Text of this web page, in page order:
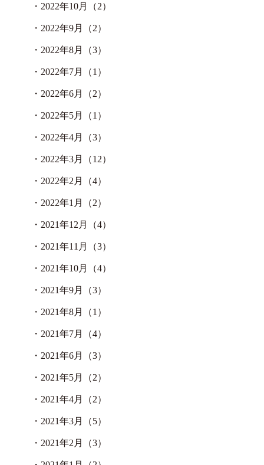
・ 2022年10月（2）
・ 2022年9月（2）
・ 2022年8月（3）
・ 2022年7月（1）
・ 2022年6月（2）
・ 2022年5月（1）
・ 2022年4月（3）
・ 2022年3月（12）
・ 2022年2月（4）
・ 2022年1月（2）
・ 2021年12月（4）
・ 2021年11月（3）
・ 2021年10月（4）
・ 2021年9月（3）
・ 2021年8月（1）
・ 2021年7月（4）
・ 2021年6月（3）
・ 2021年5月（2）
・ 2021年4月（2）
・ 2021年3月（5）
・ 2021年2月（3）